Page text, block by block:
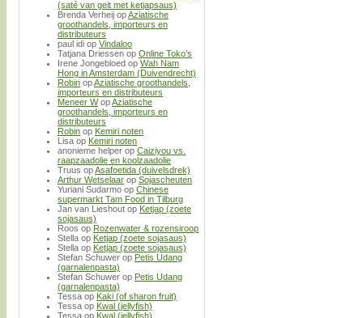
(saté van geit met ketjapsaus)
Brenda Verheij opAziatische
groothandels, importeurs en
distributeurs
paul idi op Vindaloo
Tatjana Driessen op Online Toko’s
Irene Jongebloed op Wah Nam
Hong in Amsterdam (Duivendrecht)
Robin opAziatische groothandels,
importeurs en distributeurs
Meneer WopAziatische
groothandels, importeurs en
distributeurs
Robin op Kemiri noten
Lisa op Kemiri noten
anonieme helper op Caiziyou vs.
raapzaadolie en koolzaadolie
Truus opAsafoetida (duivelsdrek)
Arthur Wetselaar op Sojascheuten
Yuriani Sudarmo op Chinese
supermarkt Tam Food in Tilburg
Jan van Lieshout op Ketjap (zoete
sojasaus)
Roos op Rozenwater & rozensiroop
Stella op Ketjap (zoete sojasaus)
Stella op Ketjap (zoete sojasaus)
Stefan Schuwer op Petis Udang
(garnalenpasta)
Stefan Schuwer op Petis Udang
(garnalenpasta)
Tessa op Kaki (of sharon fruit)
Tessa op Kwal (jellyfish)
Tessa op Kwal (jellyfish)